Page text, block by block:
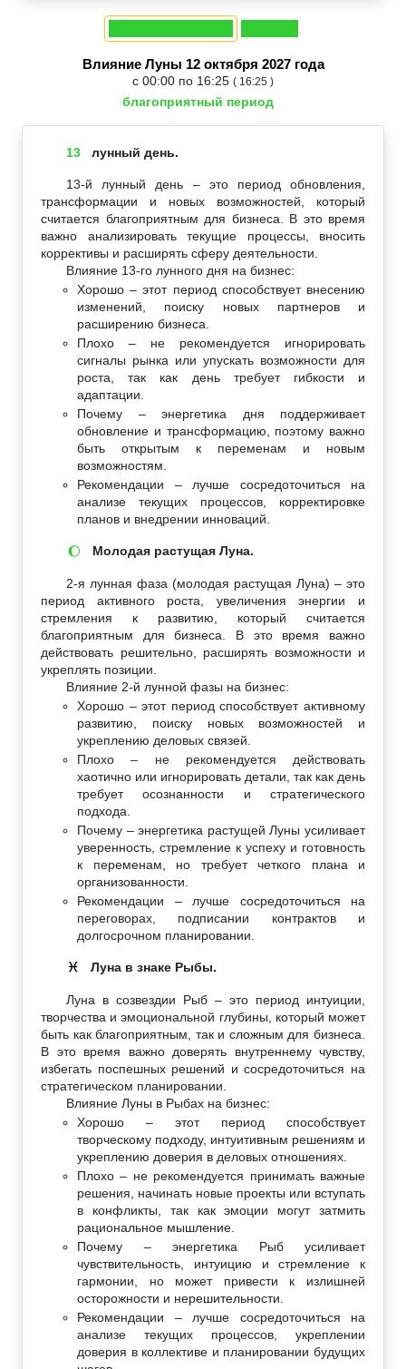
Влияние Луны 12 октября 2027 года
с 00:00 по 16:25 ( 16:25 )
благоприятный период
13 лунный день.
13-й лунный день – это период обновления,
трансформации и новых возможностей, который
считается благоприятным для бизнеса. В это время
важно анализировать текущие процессы, вносить
коррективы и расширять сферу деятельности.
Влияние 13-го лунного дня на бизнес:
Хорошо – этот период способствует внесению
изменений, поиску новых партнеров и
расширению бизнеса.
Плохо – не рекомендуется игнорировать
сигналы рынка или упускать возможности для
роста, так как день требует гибкости и
адаптации.
Почему – энергетика дня поддерживает
обновление и трансформацию, поэтому важно
быть открытым к переменам и новым
возможностям.
Рекомендации – лучше сосредоточиться на
анализе текущих процессов, корректировке
планов и внедрении инноваций.
🌔 Молодая растущая Луна.
2-я лунная фаза (молодая растущая Луна) – это
период активного роста, увеличения энергии и
стремления к развитию, который считается
благоприятным для бизнеса. В это время важно
действовать решительно, расширять возможности и
укреплять позиции.
Влияние 2-й лунной фазы на бизнес:
Хорошо – этот период способствует активному
развитию, поиску новых возможностей и
укреплению деловых связей.
Плохо – не рекомендуется действовать
хаотично или игнорировать детали, так как день
требует осознанности и стратегического
подхода.
Почему – энергетика растущей Луны усиливает
уверенность, стремление к успеху и готовность
к переменам, но требует четкого плана и
организованности.
Рекомендации – лучше сосредоточиться на
переговорах, подписании контрактов и
долгосрочном планировании.
♓ Луна в знаке Рыбы.
Луна в созвездии Рыб – это период интуиции,
творчества и эмоциональной глубины, который может
быть как благоприятным, так и сложным для бизнеса.
В это время важно доверять внутреннему чувству,
избегать поспешных решений и сосредоточиться на
стратегическом планировании.
Влияние Луны в Рыбах на бизнес:
Хорошо – этот период способствует
творческому подходу, интуитивным решениям и
укреплению доверия в деловых отношениях.
Плохо – не рекомендуется принимать важные
решения, начинать новые проекты или вступать
в конфликты, так как эмоции могут затмить
рациональное мышление.
Почему – энергетика Рыб усиливает
чувствительность, интуицию и стремление к
гармонии, но может привести к излишней
осторожности и нерешительности.
Рекомендации – лучше сосредоточиться на
анализе текущих процессов, укреплении
доверия в коллективе и планировании будущих